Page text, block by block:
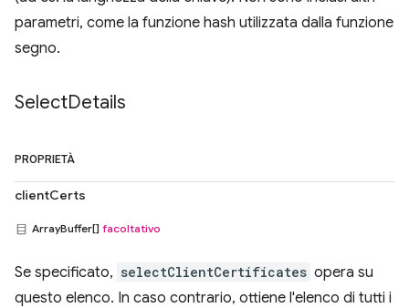
parametri, come la funzione hash utilizzata dalla funzione
segno.
SelectDetails
PROPRIETÀ
clientCerts
ArrayBuffer[] facoltativo
Se specificato, selectClientCertificates opera su
questo elenco. In caso contrario, ottiene l'elenco di tutti i